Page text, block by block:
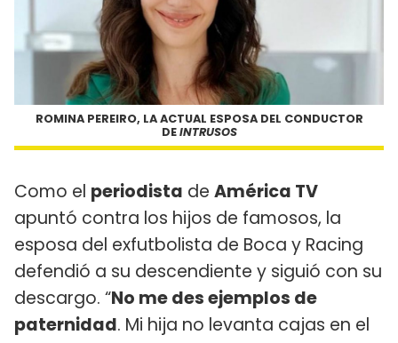
ROMINA PEREIRO, LA ACTUAL ESPOSA DEL CONDUCTOR
DEINTRUSOS
Como el periodista de América TV
apuntó contra los hijos de famosos, la
esposa del exfutbolista de Boca y Racing
defendió a su descendiente y siguió con su
descargo. “No me des ejemplos de
paternidad. Mi hija no levanta cajas en el